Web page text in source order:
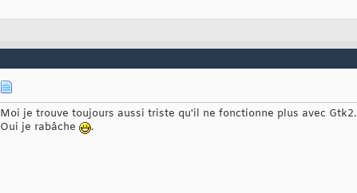
Moi je trouve toujours aussi triste qu'il ne fonctionne plus avec Gtk2.
Oui je rabâche
.